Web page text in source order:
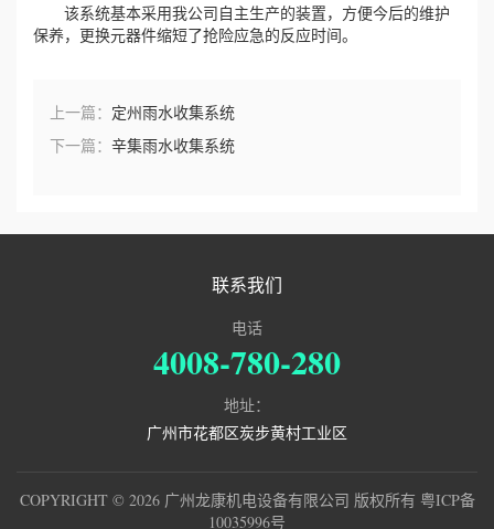
该系统基本采用我公司自主生产的装置，方便今后的维护
保养，更换元器件缩短了抢险应急的反应时间。
上一篇： 定州雨水收集系统
下一篇： 辛集雨水收集系统
联系我们
电话
4008-780-280
地址：
广州市花都区炭步黄村工业区
COPYRIGHT © 2026 广州龙康机电设备有限公司 版权所有 粤ICP备
10035996号